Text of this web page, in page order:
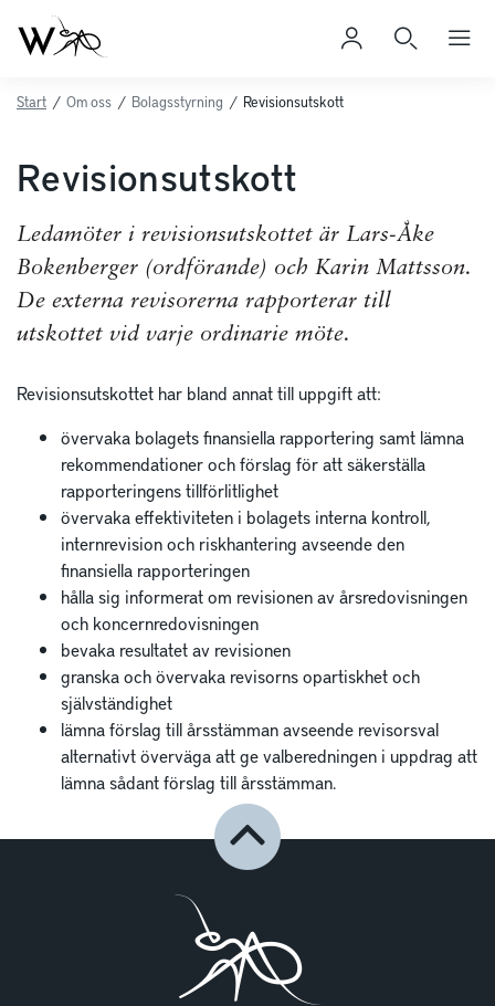
Start / Om oss / Bolagsstyrning / Revisionsutskott
Revisionsutskott
Ledamöter i revisionsutskottet är Lars-Åke
Bokenberger (ordförande) och Karin Mattsson.
De externa revisorerna rapporterar till
utskottet vid varje ordinarie möte.
Revisionsutskottet har bland annat till uppgift att:
övervaka bolagets finansiella rapportering samt lämna
rekom­mendationer och förslag för att säkerställa
rapporteringens tillförlitlighet
övervaka effektiviteten i bolagets interna kontroll,
internrevision och riskhantering avseende den
finansiella rapporteringen
hålla sig informerat om revisionen av årsredovisningen
och koncernredovisningen
bevaka resultatet av revisionen
granska och övervaka revisorns opartiskhet och
självständighet
lämna förslag till årsstämman avseende revisorsval
alternativt överväga att ge valberedningen i uppdrag att
lämna sådant förslag till årsstämman.